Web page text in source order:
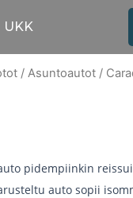
UKK
/ Asuntoautot /
pidempiinkin
auto sopii